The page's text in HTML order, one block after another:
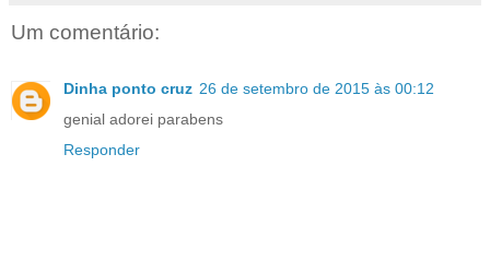
Um comentário:
Dinha ponto cruz 26 de setembro de 2015 às 00:12
genial adorei parabens
Responder